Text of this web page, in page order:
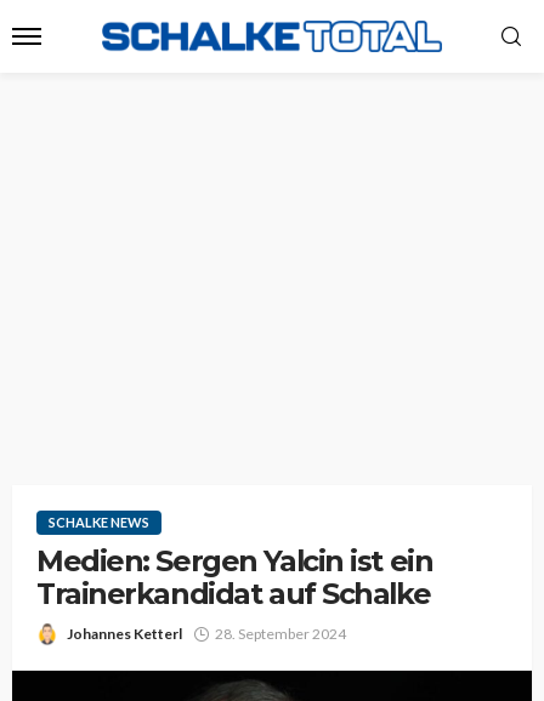
SCHALKE NEWS
Medien: Sergen Yalcin ist ein
Trainerkandidat auf Schalke
Johannes Ketterl 28. September 2024